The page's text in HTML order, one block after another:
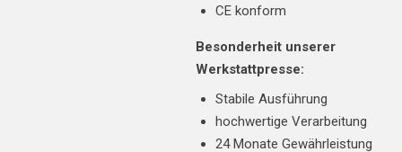
CE konform
Besonderheit unserer
Werkstattpresse:
Stabile Ausführung
hochwertige Verarbeitung
24 Monate Gewährleistung